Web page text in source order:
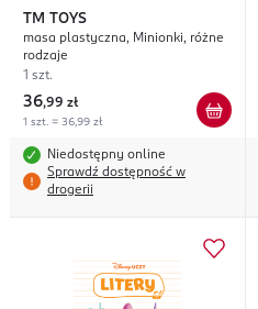
TM TOYS
masa plastyczna, Minionki, różne
rodzaje
1 szt.
36,99 zł
1 szt. = 36,99 zł
Niedostępny online
Sprawdź dostępność w
drogerii